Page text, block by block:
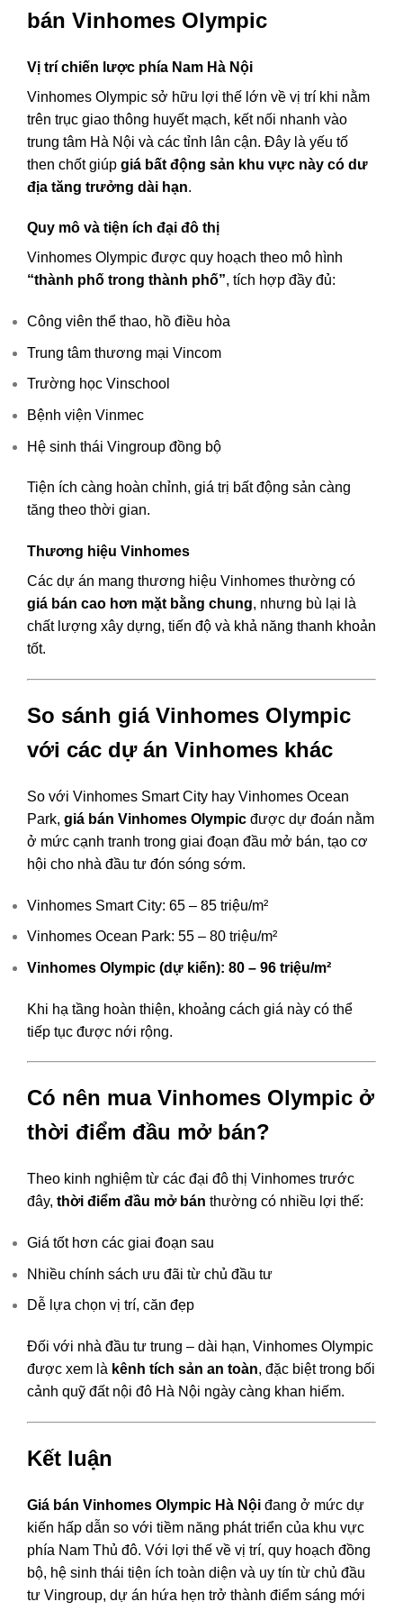
bán Vinhomes Olympic
Vị trí chiến lược phía Nam Hà Nội
Vinhomes Olympic sở hữu lợi thế lớn về vị trí khi nằm
trên trục giao thông huyết mạch, kết nối nhanh vào
trung tâm Hà Nội và các tỉnh lân cận. Đây là yếu tố
then chốt giúp giá bất động sản khu vực này có dư
địa tăng trưởng dài hạn.
Quy mô và tiện ích đại đô thị
Vinhomes Olympic được quy hoạch theo mô hình
“thành phố trong thành phố”, tích hợp đầy đủ:
Công viên thể thao, hồ điều hòa
Trung tâm thương mại Vincom
Trường học Vinschool
Bệnh viện Vinmec
Hệ sinh thái Vingroup đồng bộ
Tiện ích càng hoàn chỉnh, giá trị bất động sản càng
tăng theo thời gian.
Thương hiệu Vinhomes
Các dự án mang thương hiệu Vinhomes thường có
giá bán cao hơn mặt bằng chung, nhưng bù lại là
chất lượng xây dựng, tiến độ và khả năng thanh khoản
tốt.
So sánh giá Vinhomes Olympic
với các dự án Vinhomes khác
So với Vinhomes Smart City hay Vinhomes Ocean
Park, giá bán Vinhomes Olympic được dự đoán nằm
ở mức cạnh tranh trong giai đoạn đầu mở bán, tạo cơ
hội cho nhà đầu tư đón sóng sớm.
Vinhomes Smart City: 65 – 85 triệu/m²
Vinhomes Ocean Park: 55 – 80 triệu/m²
Vinhomes Olympic (dự kiến): 80 – 96 triệu/m²
Khi hạ tầng hoàn thiện, khoảng cách giá này có thể
tiếp tục được nới rộng.
Có nên mua Vinhomes Olympic ở
thời điểm đầu mở bán?
Theo kinh nghiệm từ các đại đô thị Vinhomes trước
đây, thời điểm đầu mở bán thường có nhiều lợi thế:
Giá tốt hơn các giai đoạn sau
Nhiều chính sách ưu đãi từ chủ đầu tư
Dễ lựa chọn vị trí, căn đẹp
Đối với nhà đầu tư trung – dài hạn, Vinhomes Olympic
được xem là kênh tích sản an toàn, đặc biệt trong bối
cảnh quỹ đất nội đô Hà Nội ngày càng khan hiếm.
Kết luận
Giá bán Vinhomes Olympic Hà Nội đang ở mức dự
kiến hấp dẫn so với tiềm năng phát triển của khu vực
phía Nam Thủ đô. Với lợi thế về vị trí, quy hoạch đồng
bộ, hệ sinh thái tiện ích toàn diện và uy tín từ chủ đầu
tư Vingroup, dự án hứa hẹn trở thành điểm sáng mới